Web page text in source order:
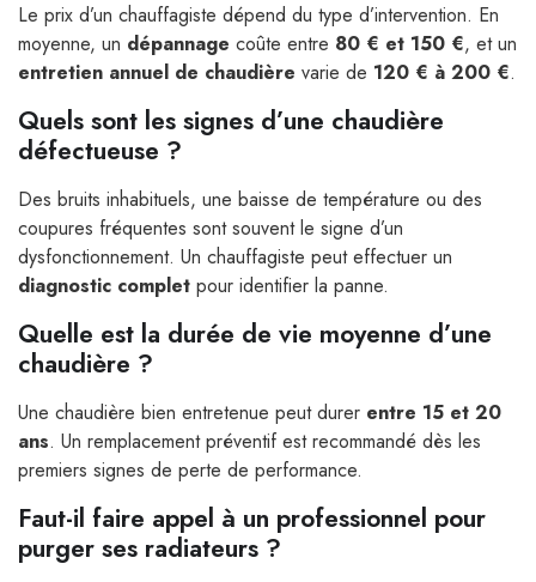
Le prix d’un chauffagiste dépend du type d’intervention. En
moyenne, un dépannage coûte entre 80 € et 150 €, et un
entretien annuel de chaudière varie de 120 € à 200 €.
Quels sont les signes d’une chaudière
défectueuse ?
Des bruits inhabituels, une baisse de température ou des
coupures fréquentes sont souvent le signe d’un
dysfonctionnement. Un chauffagiste peut effectuer un
diagnostic complet pour identifier la panne.
Quelle est la durée de vie moyenne d’une
chaudière ?
Une chaudière bien entretenue peut durer entre 15 et 20
ans. Un remplacement préventif est recommandé dès les
premiers signes de perte de performance.
Faut-il faire appel à un professionnel pour
purger ses radiateurs ?